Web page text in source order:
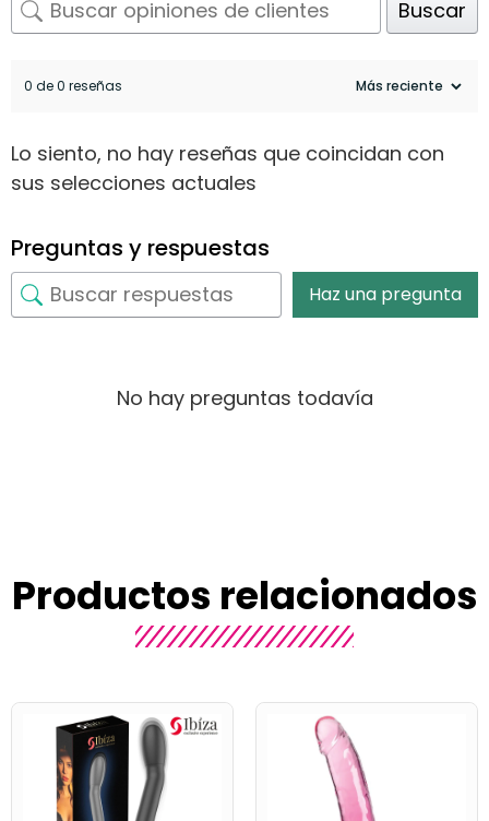
Buscar
0 de 0 reseñas
Lo siento, no hay reseñas que coincidan con
sus selecciones actuales
Preguntas y respuestas
Haz una pregunta
No hay preguntas todavía
Productos relacionados